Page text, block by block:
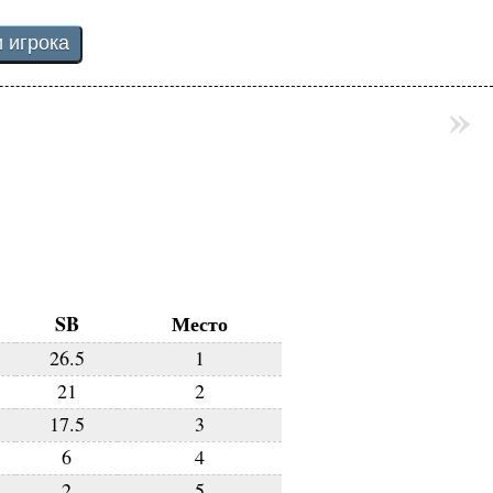
SB Место
26.5
1
21
2
17.5
3
6
4
»